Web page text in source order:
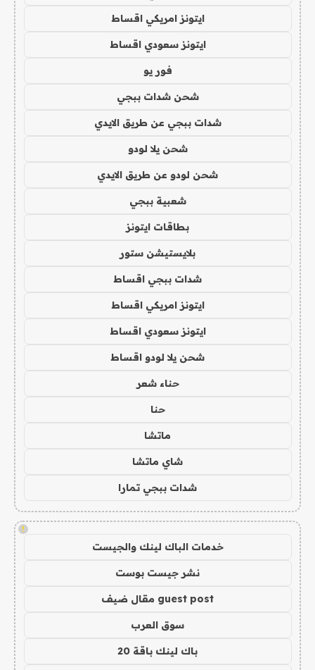
ايتونز امريكي اقساط
ايتونز سعودي اقساط
فور يو
شحن شدات ببجي
شدات ببجي عن طريق الايدي
شحن يلا لودو
شحن لودو عن طريق الايدي
شعبية ببجي
بطاقات ايتونز
بلايستيشن ستور
شدات ببجي اقساط
ايتونز امريكي اقساط
ايتونز سعودي اقساط
شحن يلا لودو اقساط
حناء شعر
حنا
ماتشا
شاي ماتشا
شدات ببجي تمارا
!
خدمات الباك لينك والجيست
نشر جيست بوست
guest post مقال ضيف
سوق العرب
باك لينك باقة 20